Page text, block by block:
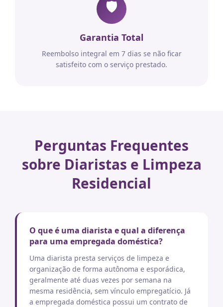
🛡️
Garantia Total
Reembolso integral em 7 dias se não ficar
satisfeito com o serviço prestado.
Perguntas Frequentes
sobre Diaristas e Limpeza
Residencial
O que é uma diarista e qual a diferença
para uma empregada doméstica?
Uma diarista presta serviços de limpeza e
organização de forma autônoma e esporádica,
geralmente até duas vezes por semana na
mesma residência, sem vínculo empregatício. Já
a empregada doméstica possui um contrato de